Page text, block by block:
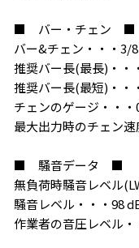
■ バー・チェン ■
バー&チェン・・・3/
推奨バー長(最長)・・
推奨バー長(最短)・・
チェンのゲージ・・・
最大出力時のチェン
■ 騒音データ ■
無負荷時騒音レベル
騒音レベル・・・98
作業者の音圧レベル